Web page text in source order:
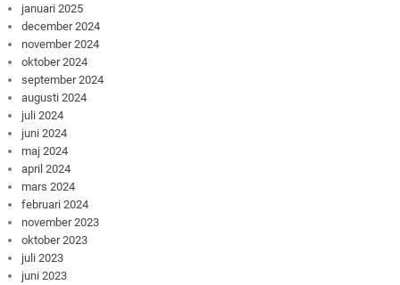
januari 2025
december 2024
november 2024
oktober 2024
september 2024
augusti 2024
juli 2024
juni 2024
maj 2024
april 2024
mars 2024
februari 2024
november 2023
oktober 2023
juli 2023
juni 2023